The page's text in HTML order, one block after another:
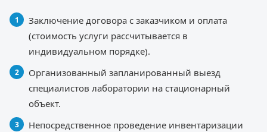
Заключение договора с заказчиком и оплата
(стоимость услуги рассчитывается в
индивидуальном порядке).
Организованный запланированный выезд
специалистов лаборатории на стационарный
объект.
Непосредственное проведение инвентаризации